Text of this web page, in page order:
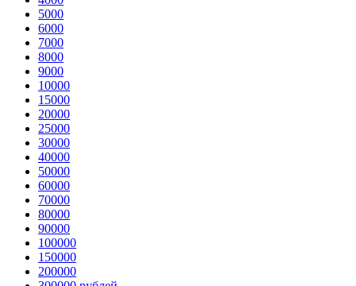
5000
6000
7000
8000
9000
10000
15000
20000
25000
30000
40000
50000
60000
70000
80000
90000
100000
150000
200000